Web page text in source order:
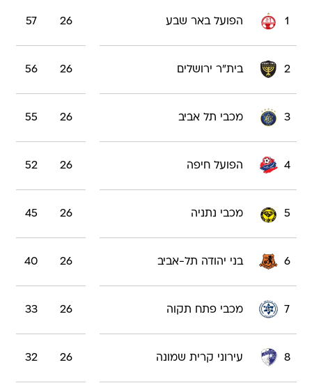
1 הפועל באר שבע 26
57
2 בית"ר ירושלים 26
56
3 מכבי תל אביב 26
55
4 הפועל חיפה 26
52
5 מכבי נתניה 26
45
6 בני יהודה תל-אביב 26
40
7 מכבי פתח תקוה 26
33
8 עירוני קרית שמונה 26
32